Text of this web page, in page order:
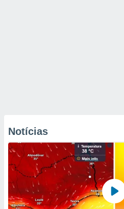
Notícias